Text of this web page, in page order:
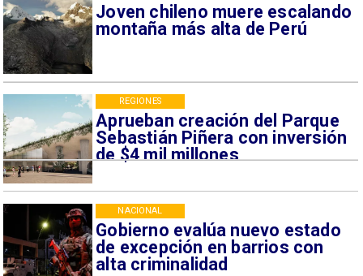
Joven chileno muere escalando
montaña más alta de Perú
Aprueban creación del Parque
Sebastián Piñera con inversión
de $4 mil millones
REGIONES
Gobierno evalúa nuevo estado
de excepción en barrios con
alta criminalidad
NACIONAL